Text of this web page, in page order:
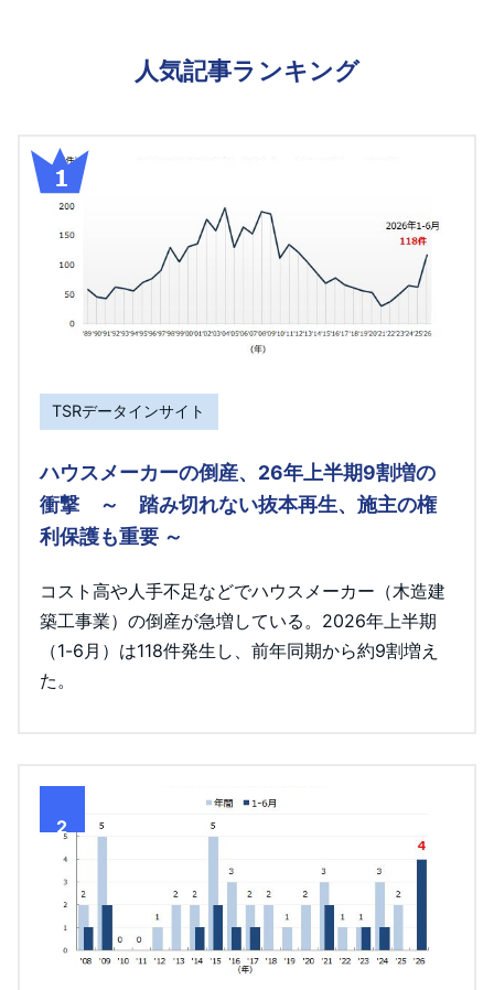
人気記事ランキング
TSRデータインサイト
ハウスメーカーの倒産、26年上半期9割増の
衝撃 ～ 踏み切れない抜本再生、施主の権
利保護も重要 ～
コスト高や人手不足などでハウスメーカー（木造建
築工事業）の倒産が急増している。2026年上半期
（1-6月）は118件発生し、前年同期から約9割増え
た。
2